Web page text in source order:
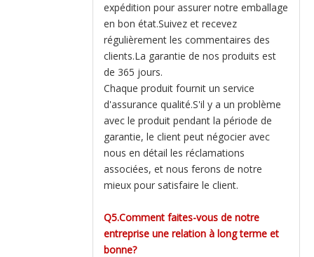
expédition pour assurer notre emballage
en bon état.Suivez et recevez
régulièrement les commentaires des
clients.La garantie de nos produits est
de 365 jours.
Chaque produit fournit un service
d'assurance qualité.S'il y a un problème
avec le produit pendant la période de
garantie, le client peut négocier avec
nous en détail les réclamations
associées, et nous ferons de notre
mieux pour satisfaire le client.
Q5.Comment faites-vous de notre
entreprise une relation à long terme et
bonne?